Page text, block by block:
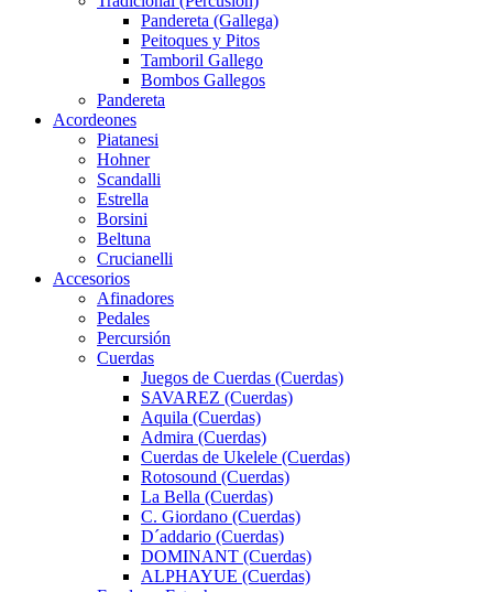
Pandereta (Gallega)
Peitoques y Pitos
Tamboril Gallego
Bombos Gallegos
Pandereta
Acordeones
Piatanesi
Hohner
Scandalli
Estrella
Borsini
Beltuna
Crucianelli
Accesorios
Afinadores
Pedales
Percursión
Cuerdas
Juegos de Cuerdas (Cuerdas)
SAVAREZ (Cuerdas)
Aquila (Cuerdas)
Admira (Cuerdas)
Cuerdas de Ukelele (Cuerdas)
Rotosound (Cuerdas)
La Bella (Cuerdas)
C. Giordano (Cuerdas)
D´addario (Cuerdas)
DOMINANT (Cuerdas)
ALPHAYUE (Cuerdas)